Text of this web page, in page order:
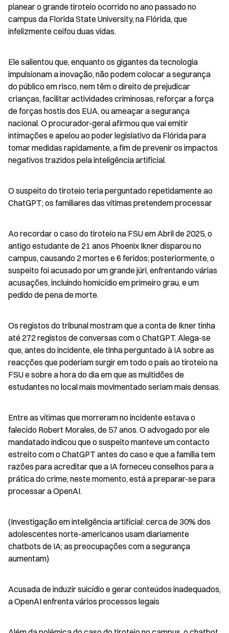
planear o grande tiroteio ocorrido no ano passado no
campus da Florida State University, na Flórida, que
infelizmente ceifou duas vidas.
Ele salientou que, enquanto os gigantes da tecnologia
impulsionam a inovação, não podem colocar a segurança
do público em risco, nem têm o direito de prejudicar
crianças, facilitar actividades criminosas, reforçar a força
de forças hostis dos EUA, ou ameaçar a segurança
nacional. O procurador-geral afirmou que vai emitir
intimações e apelou ao poder legislativo da Flórida para
tomar medidas rapidamente, a fim de prevenir os impactos
negativos trazidos pela inteligência artificial.
O suspeito do tiroteio teria perguntado repetidamente ao
ChatGPT; os familiares das vítimas pretendem processar
Ao recordar o caso do tiroteio na FSU em Abril de 2025, o
antigo estudante de 21 anos Phoenix Ikner disparou no
campus, causando 2 mortes e 6 feridos; posteriormente, o
suspeito foi acusado por um grande júri, enfrentando várias
acusações, incluindo homicídio em primeiro grau, e um
pedido de pena de morte.
Os registos do tribunal mostram que a conta de Ikner tinha
até 272 registos de conversas com o ChatGPT. Alega-se
que, antes do incidente, ele tinha perguntado à IA sobre as
reacções que poderiam surgir em todo o país ao tiroteio na
FSU e sobre a hora do dia em que as multidões de
estudantes no local mais movimentado seriam mais densas.
Entre as vítimas que morreram no incidente estava o
falecido Robert Morales, de 57 anos. O advogado por ele
mandatado indicou que o suspeito manteve um contacto
estreito com o ChatGPT antes do caso e que a família tem
razões para acreditar que a IA forneceu conselhos para a
prática do crime; neste momento, está a preparar-se para
processar a OpenAI.
(Investigação em inteligência artificial: cerca de 30% dos
adolescentes norte-americanos usam diariamente
chatbots de IA; as preocupações com a segurança
aumentam)
Acusada de induzir suicídio e gerar conteúdos inadequados,
a OpenAI enfrenta vários processos legais